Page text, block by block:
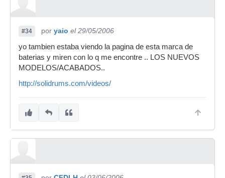
#34 por yaio el 29/05/2006
yo tambien estaba viendo la pagina de esta marca de
baterias y miren con lo q me encontre .. LOS NUEVOS
MODELOS/ACABADOS..
http://solidrums.com/videos/